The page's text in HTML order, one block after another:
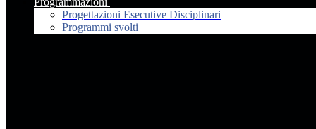
Progettazioni Esecutive Disciplinari
Programmi svolti